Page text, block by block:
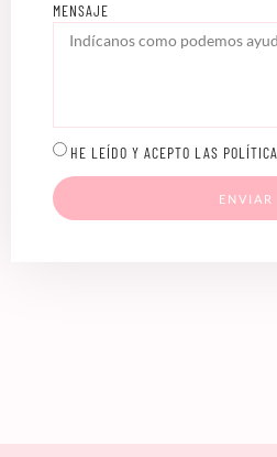
MENSAJE
HE LEÍDO Y ACEPTO LAS
ENVIAR